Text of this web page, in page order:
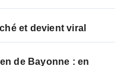
et devient viral
de Bayonne : en